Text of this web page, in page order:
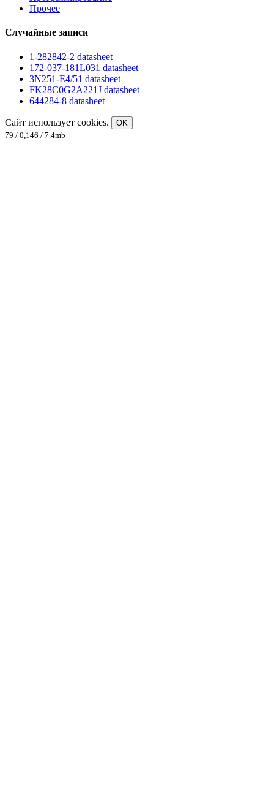
Прочее
Случайные записи
1-282842-2 datasheet
172-037-181L031 datasheet
3N251-E4/51 datasheet
FK28C0G2A221J datasheet
644284-8 datasheet
Сайт использует cookies.
OK
79 / 0,146 / 7.4mb